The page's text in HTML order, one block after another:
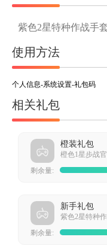
紫色2星特种作战手
使用方法
个人信息-系统设置-礼包码
相关礼包
橙装礼包
剩余量:
新手礼包
剩余量: